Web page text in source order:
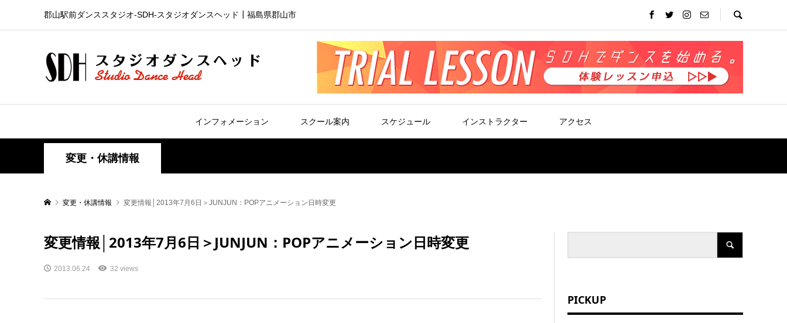
郡山駅前ダンススタジオ-SDH‐スタジオダンスヘッド┃福島県郡山市
インフォメーション スクール案内 スケジュール インストラクター アクセス
変更・休講情報
変更・休講情報 変更情報│2013年7月6日＞JUNJUN：POPアニメーション日時変更
変更情報│2013年7月6日＞JUNJUN：POPアニメーション日時変更
2013.06.24 32 views
PICKUP